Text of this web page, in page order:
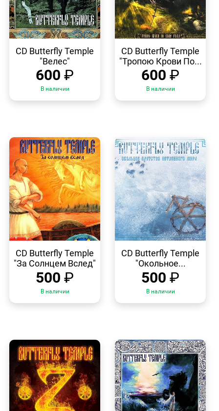
ПРОСМОТР
CD Butterfly Temple
"Велес"
600 ₽
В наличии
ПРОСМОТР
CD Butterfly Temple
"Тропою Крови По...
600 ₽
В наличии
ПРОСМОТР
CD Butterfly Temple
"За Солнцем Вслед"
500 ₽
В наличии
ПРОСМОТР
CD Butterfly Temple
"Окольное...
500 ₽
В наличии